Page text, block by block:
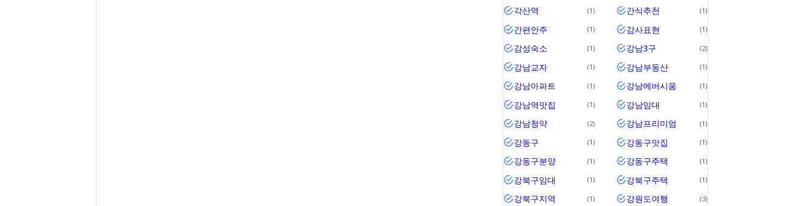
각산역 1 간식추천 1
간편안주 1 감사표현 1
감성숙소 1 강남3구 2
강남교자 1 강남부동산 1
강남아파트 1 강남에버시움 1
강남역맛집 1 강남임대 1
강남청약 2 강남프리미엄 1
강동구 1 강동구맛집 1
강동구분양 1 강동구주택 1
강북구임대 1 강북구주택 1
강북구지역 1 강원도여행 3